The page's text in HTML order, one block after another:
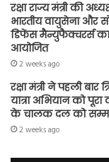
रक्षा राज्य मंत्री की
भारतीय वायुसेना और
डिफेंस मैन्युफैक्चरर्स
आयोजित
2 weeks ago
रक्षा मंत्री ने पहली बार
यात्रा अभियान को
के चालक दल को
2 weeks ago